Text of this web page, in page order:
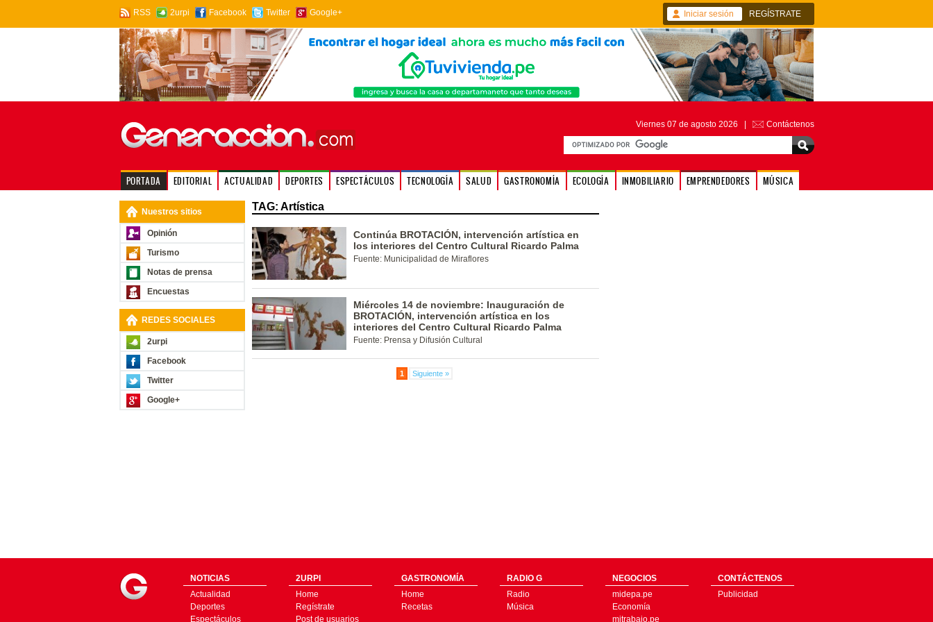
RSS 2urpi Facebook Twitter Google+ Iniciar sesión REGÍSTRATE
Viernes 07 de agosto 2026 | Contáctenos
PORTADA EDITORIAL ACTUALIDAD DEPORTES ESPECTÁCULOS TECNOLOGÍA SALUD GASTRONOMÍA ECOLOGÍA INMOBILIARIO EMPRENDEDORES MÚSICA
Nuestros sitios
Opinión
Turismo
Notas de prensa
Encuestas
REDES SOCIALES
2urpi
Facebook
Twitter
Google+
TAG: Artística
Continúa BROTACIÓN, intervención artística en
los interiores del Centro Cultural Ricardo Palma
Fuente: Municipalidad de Miraflores
Miércoles 14 de noviembre: Inauguración de
BROTACIÓN, intervención artística en los
interiores del Centro Cultural Ricardo Palma
Fuente: Prensa y Difusión Cultural
1 Siguiente »
NOTICIAS
Actualidad
Deportes
Espectáculos
2URPI
Home
Regístrate
Post de usuarios
GASTRONOMÍA
Home
Recetas
RADIO G
Radio
Música
NEGOCIOS
midepa.pe
Economía
mitrabajo.pe
CONTÁCTENOS
Publicidad